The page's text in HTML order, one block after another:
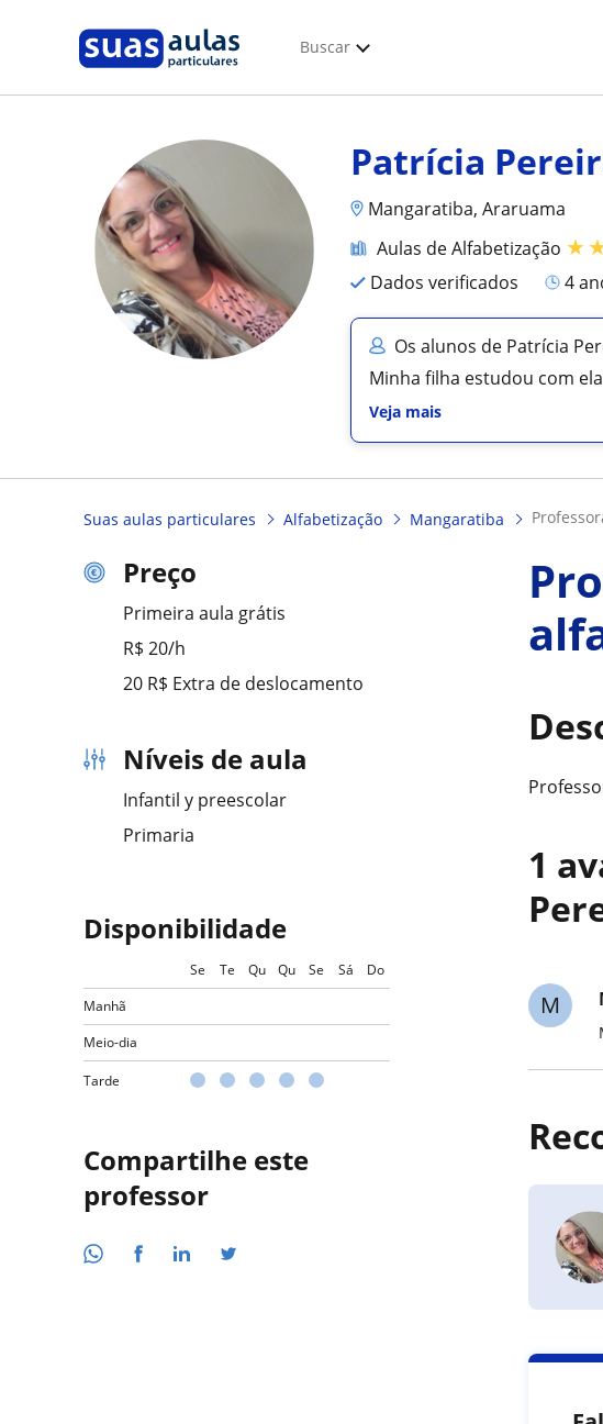
Buscar
Patrícia
Mangaratiba, Araruama
Aulas de Alfabetização ★
Dados verificados
4
Os alunos de Patrícia
Minha filha estudou com
Veja mais
Suas aulas particulares Alfabetização Mangaratiba
Preço
Primeira aula grátis
R$ 20/h
20 R$ Extra de deslocamento
Níveis de aula
Infantil y preescolar
Primaria
Disponibilidade
Se Te Qu Qu Se Sá
Do
Manhã
Meio-dia
Tarde
Compartilhe este
professor
1
M